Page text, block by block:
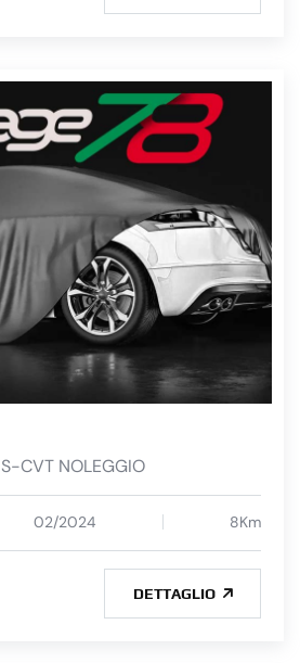
CVT NOLEGGIO
02/2024 8Km
DETTAGLIO